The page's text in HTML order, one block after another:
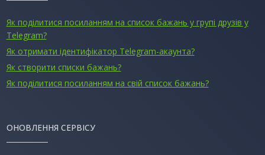
Як поділитися посиланням на список бажань у групі друзів у
Telegram?
Як отримати ідентифікатор Telegram-акаунта?
Як створити списки бажань?
Як поділитися посиланням на свій список бажань?
ОНОВЛЕННЯ СЕРВІСУ